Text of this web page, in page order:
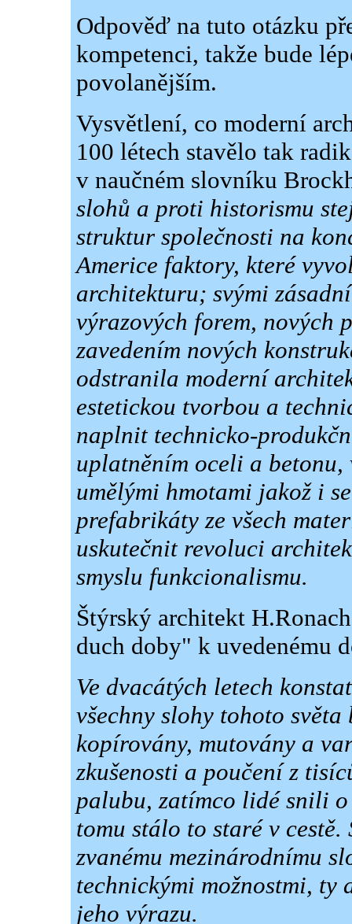
Odpověď na tuto otázku
kompetenci, takže bude
povolanějším.
Vysvětlení, co moderní
100 létech stavělo tak
v naučném slovníku
slohů a proti historismu
struktur společnosti na
Americe faktory, které
architekturu; svými
výrazových forem, nových
zavedením nových
odstranila moderní
estetickou tvorbou a
naplnit technicko-
uplatněním oceli a
umělými hmotami jakož i
prefabrikáty ze všech
uskutečnit revoluci
smyslu funkcionalismu.
Štýrský architekt
duch doby" k uvedenému
Ve dvacátých letech
všechny slohy tohoto
kopírovány, mutovány a
zkušenosti a poučení z
palubu, zatímco lidé snili
tomu stálo to staré v
zvanému mezinárodnímu
technickými možnostmi,
jeho výrazu.